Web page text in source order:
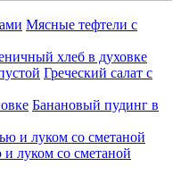
Мясные тефтели с
хлеб в духовке
Греческий салат с
Банановый пудинг в
луком со сметаной